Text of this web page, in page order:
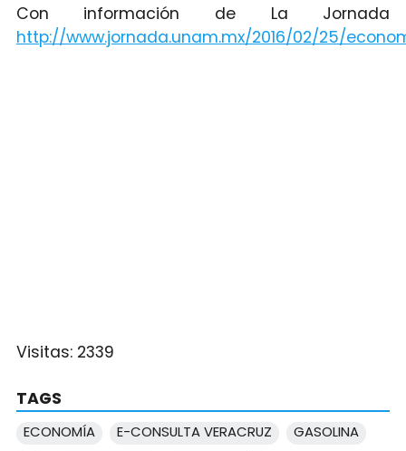
Con información de La Jornada
http://www.jornada.unam.mx/2016/02/25/
Visitas: 2339
TAGS
ECONOMÍA E-CONSULTA VERACRUZ
GASOLINA